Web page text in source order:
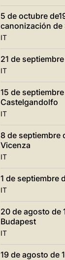
5 de octubre
canonización de
IT
21 de
IT
15 de
Castelgandolfo
IT
8 de septiembre
Vicenza
IT
1 de septiembre
IT
20 de agosto de
Budapest
IT
19 de agosto de